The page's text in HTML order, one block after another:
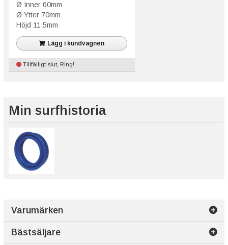
Varumärken
Bästsäljare
Ø Inner 60mm
Ø Ytter 70mm
Höjd 11.5mm
Tillfälligt slut, Ring!
Lägg i kundvagnen
Min surfhistoria